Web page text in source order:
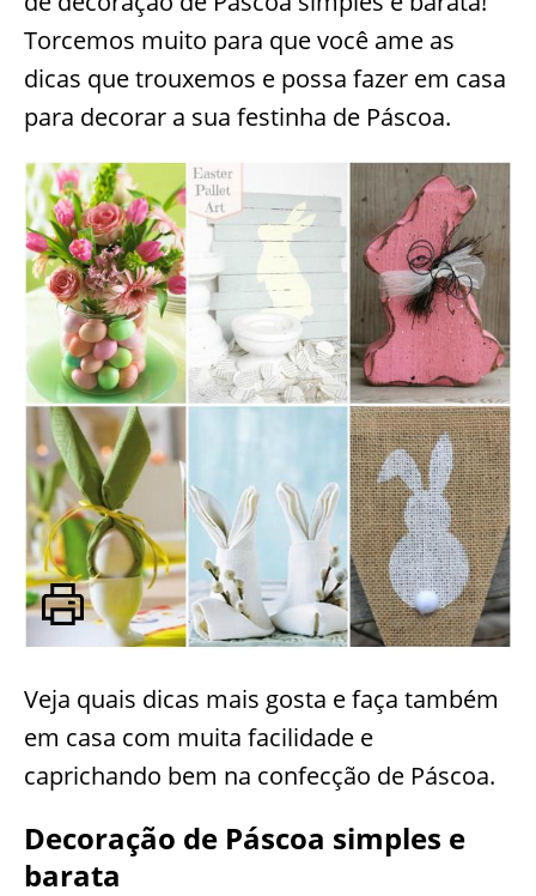
Torcemos muito para que você ame as
dicas que trouxemos e possa fazer em casa
para decorar a sua festinha de Páscoa.
Veja quais dicas mais gosta e faça também
em casa com muita facilidade e
caprichando bem na confecção de Páscoa.
Decoração de Páscoa simples e
barata